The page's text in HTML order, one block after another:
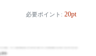
必要ポイント: 20pt